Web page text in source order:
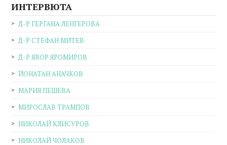
ИНТЕРВЮТА
Д-Р ГЕРГАНА ЛЕНГЕРОВА
Д-Р СТЕФАН МИТЕВ
Д-Р ЯВОР ЯРОМИРОВ
ЙОНАТАН АНАЧКОВ
МАРИЯ ПЕШЕВА
МИРОСЛАВ ТРАМПОВ
НИКОЛАЙ КЛИСУРОВ
НИКОЛАЙ ЧОЛАКОВ